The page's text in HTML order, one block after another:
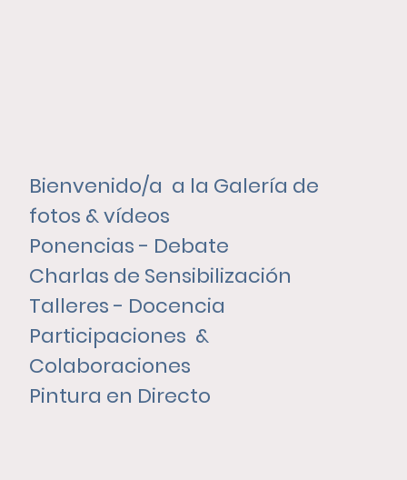
Bienvenido/a a la Galería de
fotos & vídeos
Ponencias - Debate
Charlas de Sensibilización
Talleres - Docencia
Participaciones &
Colaboraciones
Pintura en Directo